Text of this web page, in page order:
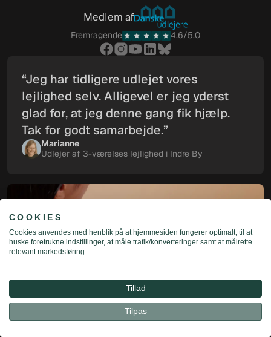
Book gratis vurdering
Medlem af
Fremragende 4.6/5.0
“Jeg har tidligere udlejet vores
lejlighed selv. Alligevel er jeg yderst
glad for, at jeg denne gang fik hjælp.
Tak for godt samarbejde.”
Marianne
Udlejer af 3-værelses lejlighed i Indre By
Beregn husleje
Få gratis vurdering
For lejere
Til leje
Beregn din husleje 👋
C O O K I E S
Cookies anvendes med henblik på at hjemmesiden fungerer optimalt, til at
huske foretrukne indstillinger, at måle trafik/konverteringer samt at målrette
relevant markedsføring.
Tillad
Tilpas